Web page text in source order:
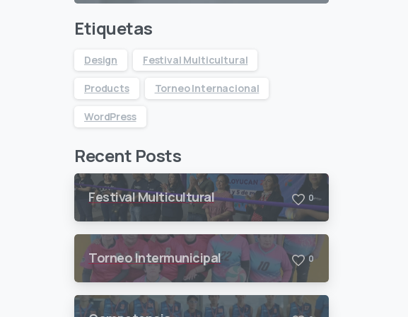
Etiquetas
Design Festival Multicultural
Products Torneo Internacional
WordPress
Recent Posts
Festival Multicultural 0
Torneo Intermunicipal 0